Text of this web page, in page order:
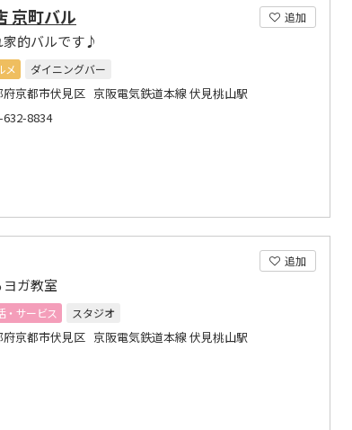
追加
京町バル
家的バルです♪
メ
ダイニングバー
府京都市伏見区 京阪電気鉄道本線 伏見桃山駅
632-8834
追加
ガ教室
・サービス
スタジオ
府京都市伏見区 京阪電気鉄道本線 伏見桃山駅